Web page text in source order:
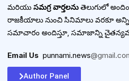
మరియు సమగ్ర వార్తలనుతెలుగులో
రాజకీయాలు నుంచి సినిమాలు వరకూ
సమాచారం అందిస్తూ, సమాజాన్ని
Email Us punnami.news
Author Panel